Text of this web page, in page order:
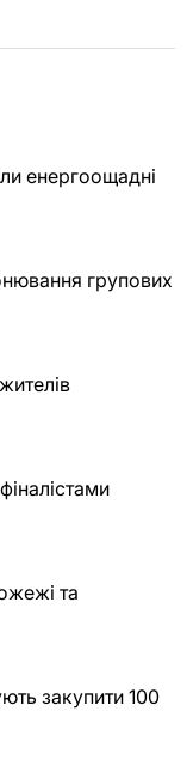
енергоощадні
групових
та
закупити 100